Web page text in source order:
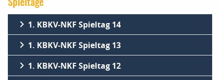
Spieltage
1. KBKV-NKF Spieltag 14
1. KBKV-NKF Spieltag 13
1. KBKV-NKF Spieltag 12